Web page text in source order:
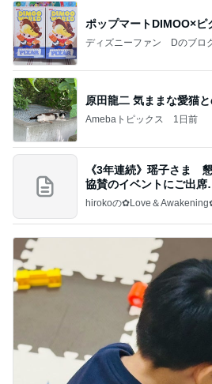
ポップマートDIMOO×
ディズニーファン Dのブロ
原田龍二 気ままな愛猫
Amebaトピックス 1日前
《3年連続》瑶子さま
協賛のイベントにご出
すぎ
hirokoの✿Love＆